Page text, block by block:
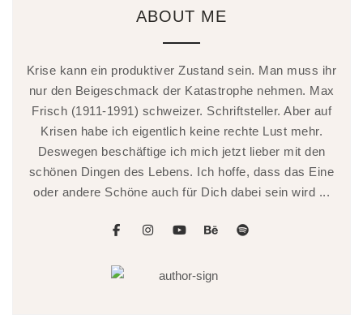
ABOUT ME
Krise kann ein produktiver Zustand sein. Man muss ihr
nur den Beigeschmack der Katastrophe nehmen. Max
Frisch (1911-1991) schweizer. Schriftsteller. Aber auf
Krisen habe ich eigentlich keine rechte Lust mehr.
Deswegen beschäftige ich mich jetzt lieber mit den
schönen Dingen des Lebens. Ich hoffe, dass das Eine
oder andere Schöne auch für Dich dabei sein wird ...